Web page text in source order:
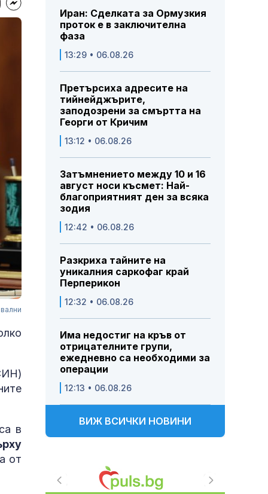
в
от
Иран: Сделката за Ормузкия
проток е в заключителна
фаза
13:29 • 06.08.26
Претърсиха адресите на
тийнейджърите,
заподозрени за смъртта на
Георги от Кричим
13:12 • 06.08.26
Затъмнението между 10 и 16
август носи късмет: Най-
благоприятният ден за всяка
зодия
12:42 • 06.08.26
Разкриха тайните на
уникалния саркофаг край
Перперикон
12:32 • 06.08.26
Има недостиг на кръв от
отрицателните групи,
ежедневно са необходими за
операции
12:13 • 06.08.26
ВИЖ ВСИЧКИ НОВИНИ